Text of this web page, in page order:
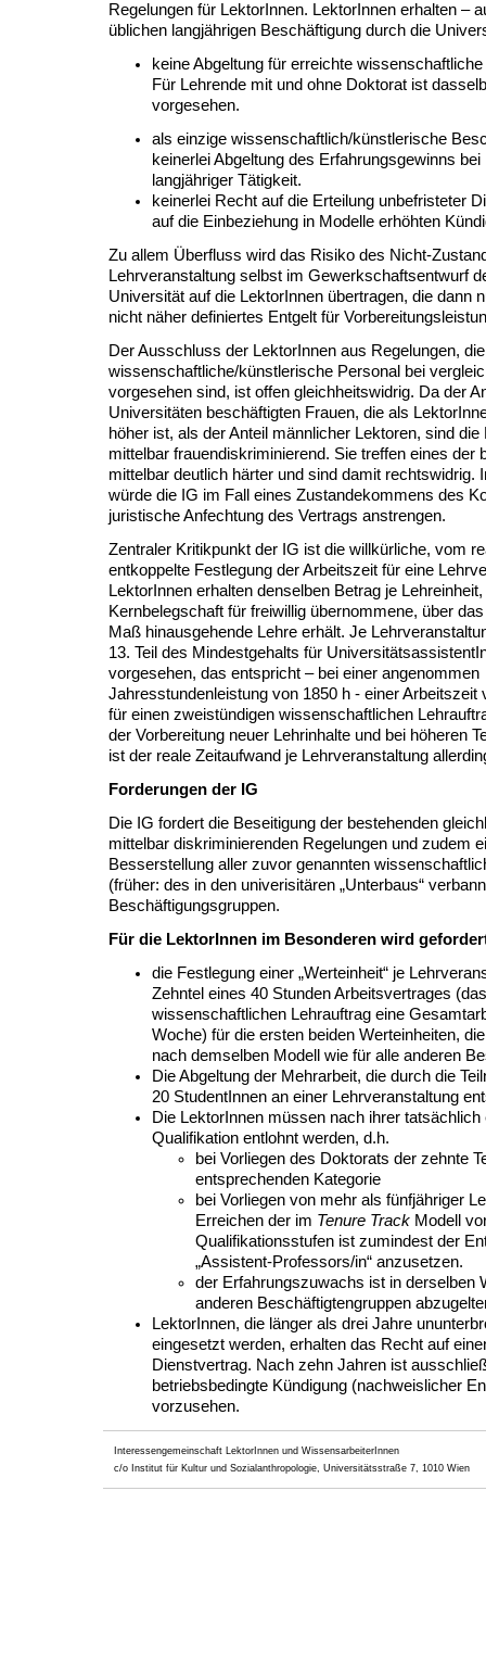
Regelungen für LektorInnen. LektorInnen erhalten –
üblichen langjährigen Beschäftigung durch die
keine Abgeltung für erreichte
Für Lehrende mit und ohne Doktorat ist
vorgesehen.
als einzige wissenschaftlich/künstlerische
keinerlei Abgeltung des Erfahrungsgewinns bei
langjähriger Tätigkeit.
keinerlei Recht auf die Erteilung unbefristeter
auf die Einbeziehung in Modelle erhöhten
Zu allem Überfluss wird das Risiko des Nicht-
Lehrveranstaltung selbst im Gewerkschaftsentwurf
Universität auf die LektorInnen übertragen, die dann
nicht näher definiertes Entgelt für
Der Ausschluss der LektorInnen aus Regelungen,
wissenschaftliche/künstlerische Personal bei
vorgesehen sind, ist offen gleichheitswidrig. Da der
Universitäten beschäftigten Frauen, die als
höher ist, als der Anteil männlicher Lektoren, sind
mittelbar frauendiskriminierend. Sie treffen eines der
mittelbar deutlich härter und sind damit rechtswidrig.
würde die IG im Fall eines Zustandekommens des
juristische Anfechtung des Vertrags anstrengen.
Zentraler Kritikpunkt der IG ist die willkürliche, vom
entkoppelte Festlegung der Arbeitszeit für eine
LektorInnen erhalten denselben Betrag je
Kernbelegschaft für freiwillig übernommene, über
Maß hinausgehende Lehre erhält. Je
13. Teil des Mindestgehalts für
vorgesehen, das entspricht – bei einer angenommen
Jahresstundenleistung von 1850 h - einer Arbeitszeit
für einen zweistündigen wissenschaftlichen
der Vorbereitung neuer Lehrinhalte und bei höheren
ist der reale Zeitaufwand je Lehrveranstaltung
Forderungen der IG
Die IG fordert die Beseitigung der bestehenden
mittelbar diskriminierenden Regelungen und zudem
Besserstellung aller zuvor genannten
(früher: des in den univerisitären „Unterbaus“
Beschäftigungsgruppen.
Für die LektorInnen im Besonderen wird
die Festlegung einer „Werteinheit“ je
Zehntel eines 40 Stunden Arbeitsvertrages
wissenschaftlichen Lehrauftrag eine
Woche) für die ersten beiden Werteinheiten,
nach demselben Modell wie für alle anderen
Die Abgeltung der Mehrarbeit, die durch die
20 StudentInnen an einer Lehrveranstaltung
Die LektorInnen müssen nach ihrer tatsächlich
Qualifikation entlohnt werden, d.h.
bei Vorliegen des Doktorats der zehnte
entsprechenden Kategorie
bei Vorliegen von mehr als fünfjähriger
Erreichen der im Tenure Track Modell
Qualifikationsstufen ist zumindest der
„Assistent-Professors/in“ anzusetzen.
der Erfahrungszuwachs ist in derselben
anderen Beschäftigtengruppen
LektorInnen, die länger als drei Jahre
eingesetzt werden, erhalten das Recht auf
Dienstvertrag. Nach zehn Jahren ist
betriebsbedingte Kündigung (nachweislicher
vorzusehen.
Interessengemeinschaft LektorInnen und WissensarbeiterInnen
c/o Institut für Kultur und Sozialanthropologie, Universitätsstraße 7, 1010 Wien